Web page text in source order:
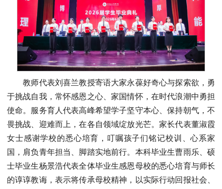
教师代表刘喜兰教授寄语大家永葆好奇心与探索欲，勇
于挑战自我，常怀感恩之心、家国情怀，在时代浪潮中勇担
使命。服务育人代表高峰希望学子坚守本心、保持朝气，不
畏挑战、迎难而上，在各自领域绽放光芒。家长代表董淑霞
女士感谢学校的悉心培育，叮嘱孩子们铭记校训、心系家
国，肩负青年担当、脚踏实地前行。本科毕业生曹雨乐、硕
士毕业生杨景浩代表全体毕业生感恩母校的悉心培育与师长
的谆谆教诲，表示将传承母校精神，以实际行动回报社会、